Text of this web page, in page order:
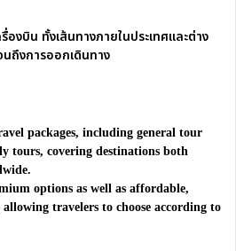
องบิน ทั้งเส้นทางภายในประเทศและต่าง
ถึงการออกเดินทาง
packages, including general tour
tours, covering destinations both
options as well as affordable,
travelers to choose according to